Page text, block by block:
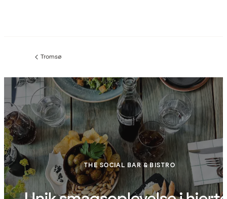
Forrige
:
Tromsø
THE SOCIAL BAR & BISTRO